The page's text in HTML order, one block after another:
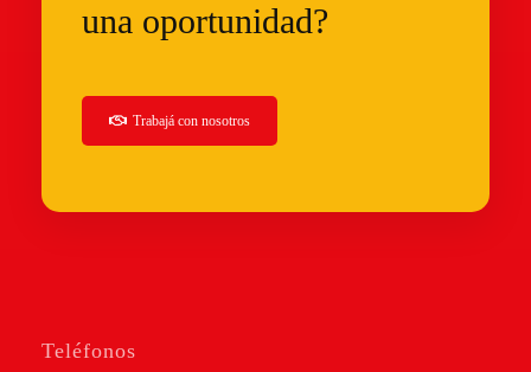
una oportunidad?
Trabajácon nosotros
Teléfonos